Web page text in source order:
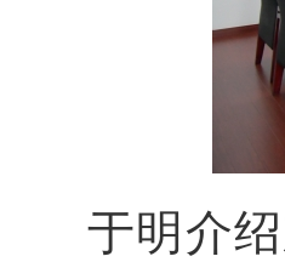
于明介